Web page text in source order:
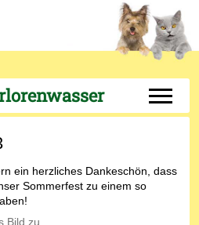
Off-
ein herzliches Dankeschön, dass
Sommerfest zu einem so